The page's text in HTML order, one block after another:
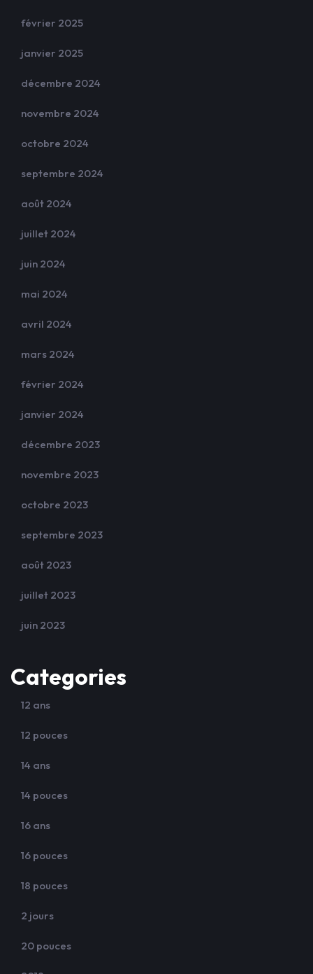
février 2025
janvier 2025
décembre 2024
novembre 2024
octobre 2024
septembre 2024
août 2024
juillet 2024
juin 2024
mai 2024
avril 2024
mars 2024
février 2024
janvier 2024
décembre 2023
novembre 2023
octobre 2023
septembre 2023
août 2023
juillet 2023
juin 2023
Categories
12 ans
12 pouces
14 ans
14 pouces
16 ans
16 pouces
18 pouces
2 jours
20 pouces